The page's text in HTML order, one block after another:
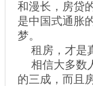
和漫长，房贷
是中国式通胀
梦。
租房，才是
相信大多数
的三成，而且